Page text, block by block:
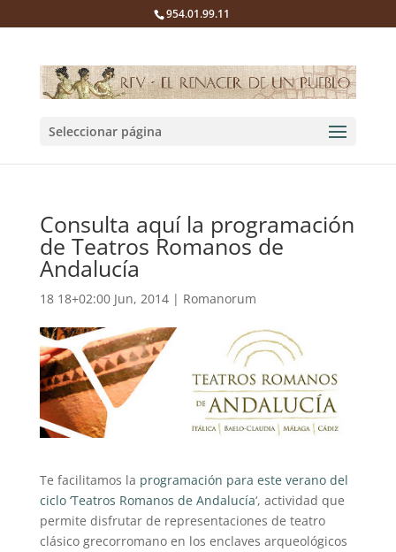
954.01.99.11
Seleccionar página
Consulta aquí la programación
de Teatros Romanos de
Andalucía
18 18+02:00 Jun, 2014| Romanorum
Te facilitamos la programación para este verano del
ciclo ‘Teatros Romanos de Andalucía‘, actividad que
permite disfrutar de representaciones de teatro
clásico grecorromano en los enclaves arqueológicos